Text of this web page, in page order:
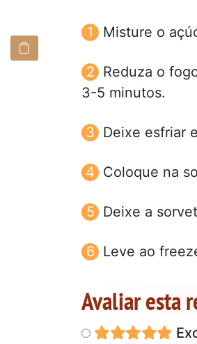
Misture o
Reduza o
3-5 minutos.
Deixe esfriar
Coloque na
Deixe a
Leve ao
Avaliar esta